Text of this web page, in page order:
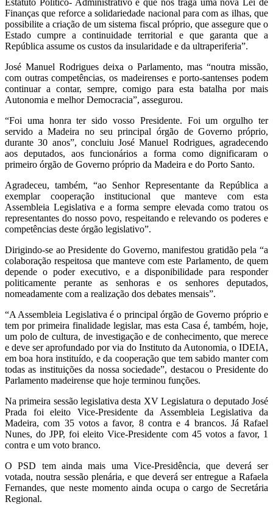
Finanças que reforce a solidariedade nacional para com as ilhas, que
possibilite a criação de um sistema fiscal próprio, que assegure que o
Estado cumpre a continuidade territorial e que garanta que a
República assume os custos da insularidade e da ultraperiferia”.
José Manuel Rodrigues deixa o Parlamento, mas “noutra missão,
com outras competências, os madeirenses e porto-santenses podem
continuar a contar, sempre, comigo para esta batalha por mais
Autonomia e melhor Democracia”, assegurou.
“Foi uma honra ter sido vosso Presidente. Foi um orgulho ter
servido a Madeira no seu principal órgão de Governo próprio,
durante 30 anos”, concluiu José Manuel Rodrigues, agradecendo
aos deputados, aos funcionários a forma como dignificaram o
primeiro órgão de Governo próprio da Madeira e do Porto Santo.
Agradeceu, também, “ao Senhor Representante da República a
exemplar cooperação institucional que manteve com esta
Assembleia Legislativa e a forma sempre elevada como tratou os
representantes do nosso povo, respeitando e relevando os poderes e
competências deste órgão legislativo”.
Dirigindo-se ao Presidente do Governo, manifestou gratidão pela “a
colaboração respeitosa que manteve com este Parlamento, de quem
depende o poder executivo, e a disponibilidade para responder
politicamente perante as senhoras e os senhores deputados,
nomeadamente com a realização dos debates mensais”.
“A Assembleia Legislativa é o principal órgão de Governo próprio e
tem por primeira finalidade legislar, mas esta Casa é, também, hoje,
um polo de cultura, de investigação e de conhecimento, que merece
e deve ser aprofundado por via do Instituto da Autonomia, o IDEIA,
em boa hora instituído, e da cooperação que tem sabido manter com
todas as instituições da nossa sociedade”, destacou o Presidente do
Parlamento madeirense que hoje terminou funções.
Na primeira sessão legislativa desta XV Legislatura o deputado José
Prada foi eleito Vice-Presidente da Assembleia Legislativa da
Madeira, com 35 votos a favor, 8 contra e 4 brancos. Já Rafael
Nunes, do JPP, foi eleito Vice-Presidente com 45 votos a favor, 1
contra e um voto branco.
O PSD tem ainda mais uma Vice-Presidência, que deverá ser
votada, noutra sessão plenária, e que deverá ser entregue a Rafaela
Fernandes, que neste momento ainda ocupa o cargo de Secretária
Regional.